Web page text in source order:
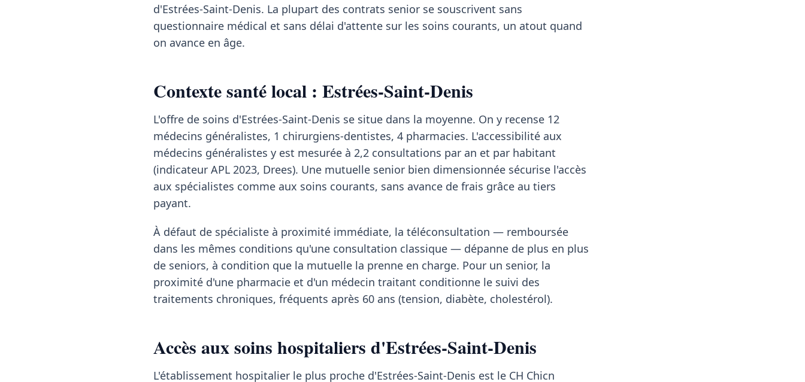
d'Estrées-Saint-Denis. La plupart des contrats senior se souscrivent sans
questionnaire médical et sans délai d'attente sur les soins courants, un atout quand
on avance en âge.
Contexte santé local : Estrées-Saint-Denis
L'offre de soins d'Estrées-Saint-Denis se situe dans la moyenne. On y recense 12
médecins généralistes, 1 chirurgiens-dentistes, 4 pharmacies. L'accessibilité aux
médecins généralistes y est mesurée à 2,2 consultations par an et par habitant
(indicateur APL 2023, Drees). Une mutuelle senior bien dimensionnée sécurise l'accès
aux spécialistes comme aux soins courants, sans avance de frais grâce au tiers
payant.
À défaut de spécialiste à proximité immédiate, la téléconsultation — remboursée
dans les mêmes conditions qu'une consultation classique — dépanne de plus en plus
de seniors, à condition que la mutuelle la prenne en charge. Pour un senior, la
proximité d'une pharmacie et d'un médecin traitant conditionne le suivi des
traitements chroniques, fréquents après 60 ans (tension, diabète, cholestérol).
Accès aux soins hospitaliers d'Estrées-Saint-Denis
L'établissement hospitalier le plus proche d'Estrées-Saint-Denis est le CH Chicn